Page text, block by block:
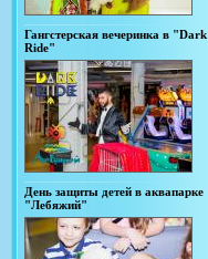
Гангстерская вечеринка в "Dark
Ride"
День защиты детей в аквапарке
"Лебяжий"